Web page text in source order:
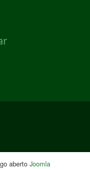
aberto Joomla